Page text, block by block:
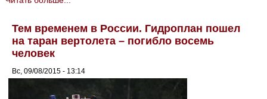
Тем временем в России. Гидроплан пошел
на таран вертолета – погибло восемь
человек
Вс, 09/08/2015 - 13:14